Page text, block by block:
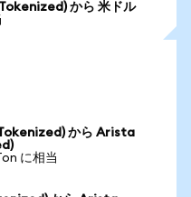
から 米ドル
から Arista
に相当